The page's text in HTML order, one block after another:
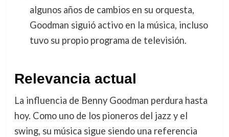
algunos años de cambios en su orquesta,
Goodman siguió activo en la música, incluso
tuvo su propio programa de televisión.
Relevancia actual
La influencia de Benny Goodman perdura hasta
hoy. Como uno de los pioneros del jazz y el
swing, su música sigue siendo una referencia